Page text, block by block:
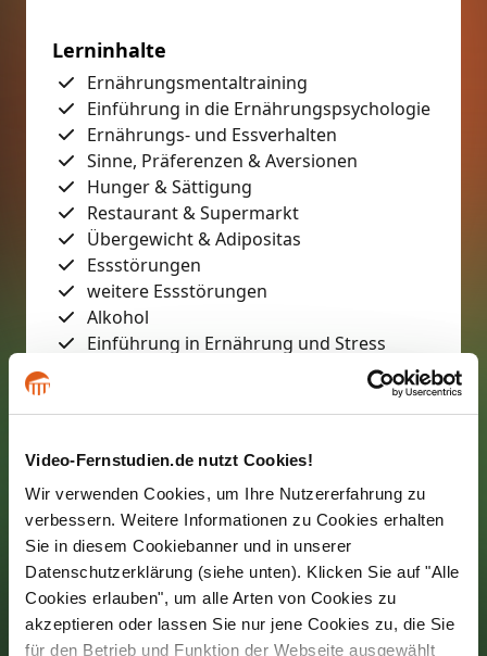
Video-Fernstudien.de nutzt Cookies!
Wir verwenden Cookies, um Ihre Nutzererfahrung zu
verbessern. Weitere Informationen zu Cookies erhalten
Sie in diesem Cookiebanner und in unserer
Datenschutzerklärung (siehe unten). Klicken Sie auf "Alle
Cookies erlauben", um alle Arten von Cookies zu
akzeptieren oder lassen Sie nur jene Cookies zu, die Sie
für den Betrieb und Funktion der Webseite ausgewählt
Lerninhalte
Ernährungsmentaltraining
Einführung in die Ernährungspsychologie
Ernährungs- und Essverhalten
Sinne, Präferenzen & Aversionen
Hunger & Sättigung
Restaurant & Supermarkt
Übergewicht & Adipositas
Essstörungen
weitere Essstörungen
Alkohol
Einführung in Ernährung und Stress
350 EH Gesamtumfang
Infomaterial anfordern